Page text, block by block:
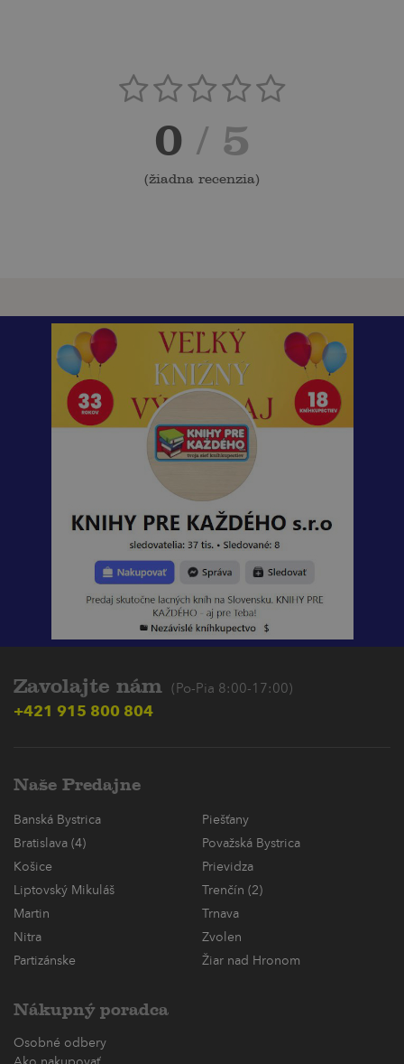
0 / 5
(žiadna recenzia)
Zavolajte nám (Po-Pia 8:00-17:00)
+421 915 800 804
Naše Predajne
Banská Bystrica
Piešťany
Bratislava (4)
Považská Bystrica
Košice
Prievidza
Liptovský Mikuláš
Trenčín (2)
Martin
Trnava
Nitra
Zvolen
Partizánske
Žiar nad Hronom
Nákupný poradca
Osobné odbery